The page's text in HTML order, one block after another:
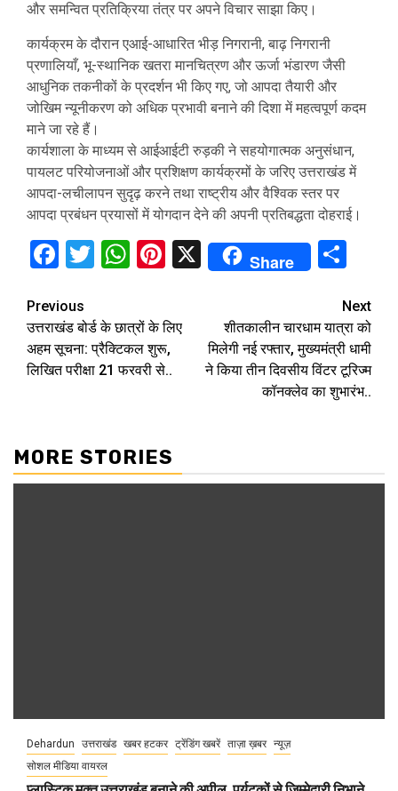
और समन्वित प्रतिक्रिया तंत्र पर अपने विचार साझा किए।
कार्यक्रम के दौरान एआई-आधारित भीड़ निगरानी, बाढ़ निगरानी
प्रणालियाँ, भू-स्थानिक खतरा मानचित्रण और ऊर्जा भंडारण जैसी
आधुनिक तकनीकों के प्रदर्शन भी किए गए, जो आपदा तैयारी और
जोखिम न्यूनीकरण को अधिक प्रभावी बनाने की दिशा में महत्वपूर्ण कदम
माने जा रहे हैं।
कार्यशाला के माध्यम से आईआईटी रुड़की ने सहयोगात्मक अनुसंधान,
पायलट परियोजनाओं और प्रशिक्षण कार्यक्रमों के जरिए उत्तराखंड में
आपदा-लचीलापन सुदृढ़ करने तथा राष्ट्रीय और वैश्विक स्तर पर
आपदा प्रबंधन प्रयासों में योगदान देने की अपनी प्रतिबद्धता दोहराई।
Facebook
Twitter
WhatsApp
Pinterest
X Share
Continue
Reading
Previous
उत्तराखंड बोर्ड के छात्रों के लिए
अहम सूचना: प्रैक्टिकल शुरू,
लिखित परीक्षा 21 फरवरी से..
Next
शीतकालीन चारधाम यात्रा को
मिलेगी नई रफ्तार, मुख्यमंत्री धामी
ने किया तीन दिवसीय विंटर टूरिज्म
कॉनक्लेव का शुभारंभ..
MORE STORIES
Dehardun उत्तराखंड खबर हटकर ट्रेंडिंग खबरें ताज़ा ख़बर न्यूज़
सोशल मीडिया वायरल